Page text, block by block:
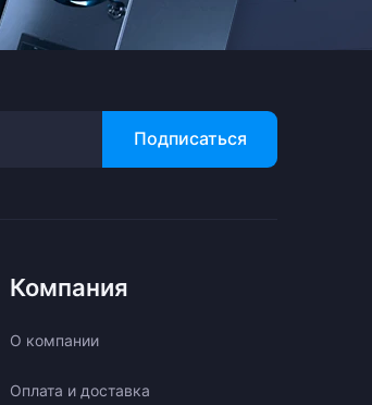
Подписаться
Компания
О компании
Оплата и доставка